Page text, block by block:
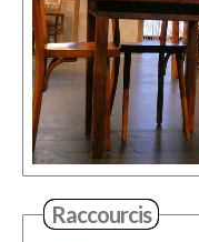
Raccourcis